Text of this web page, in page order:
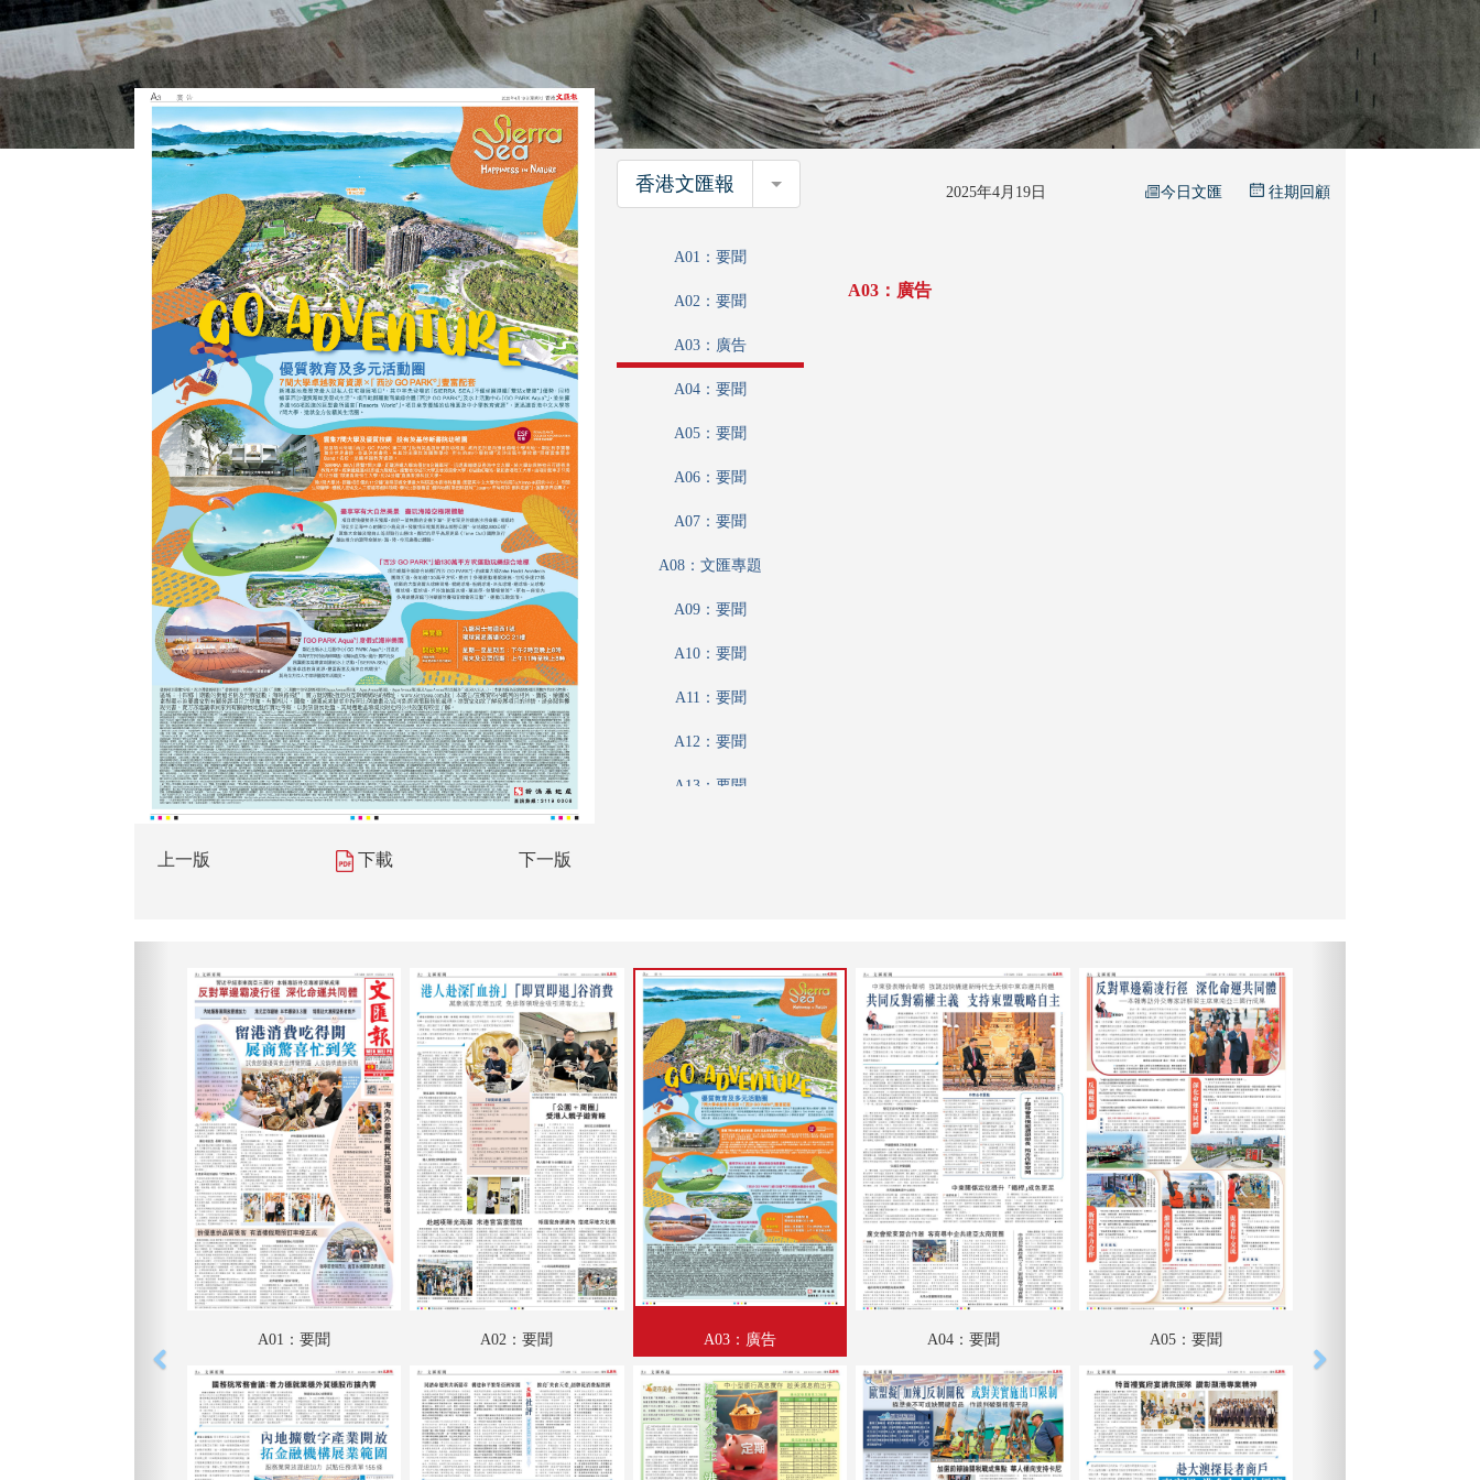
上一版 下載 下一版
香港文匯報 香港文匯報 2025年4月19日 今日文匯 往期回顧
A01：要聞
A02：要聞
A03：廣告
A04：要聞
A05：要聞
A06：要聞
A07：要聞
A08：文匯專題
A09：要聞
A10：要聞
A11：要聞
A12：要聞
A13：要聞
B02：魅力衣妝
B03：文匯園
B04：投資理財
B05：文匯馬經
B06：文匯馬經
A03：廣告
A01：要聞 A02：要聞 A03：廣告 A04：要聞 A05：要聞